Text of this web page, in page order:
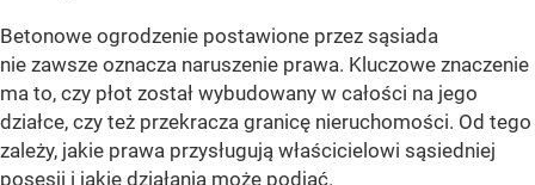
Betonowe ogrodzenie postawione przez sąsiada
nie zawsze oznacza naruszenie prawa. Kluczowe znaczenie
ma to, czy płot został wybudowany w całości na jego
działce, czy też przekracza granicę nieruchomości. Od tego
zależy, jakie prawa przysługują właścicielowi sąsiedniej
posesji i jakie działania może podjąć.